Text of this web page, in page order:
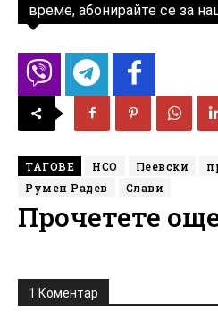
време, абонирайте се за
ТАГОВЕ НСО Пеевски
Румен Радев
Слави
Прочетете
1 Коментар